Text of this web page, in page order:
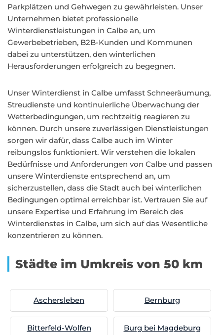
Parkplätzen und Gehwegen zu gewährleisten. Unser
Unternehmen bietet professionelle
Winterdienstleistungen in Calbe an, um
Gewerbebetrieben, B2B-Kunden und Kommunen
dabei zu unterstützen, den winterlichen
Herausforderungen erfolgreich zu begegnen.
Unser Winterdienst in Calbe umfasst Schneeräumung,
Streudienste und kontinuierliche Überwachung der
Wetterbedingungen, um rechtzeitig reagieren zu
können. Durch unsere zuverlässigen Dienstleistungen
sorgen wir dafür, dass Calbe auch im Winter
reibungslos funktioniert. Wir verstehen die lokalen
Bedürfnisse und Anforderungen von Calbe und passen
unsere Winterdienste entsprechend an, um
sicherzustellen, dass die Stadt auch bei winterlichen
Bedingungen optimal erreichbar ist. Vertrauen Sie auf
unsere Expertise und Erfahrung im Bereich des
Winterdienstes in Calbe, um sich auf das Wesentliche
konzentrieren zu können.
Städte im Umkreis von 50 km
Aschersleben Bernburg
Bitterfeld-Wolfen Burg bei Magdeburg